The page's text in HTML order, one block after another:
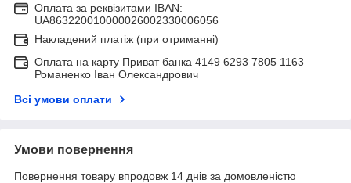
Оплата за реквізитами IBAN:
UA863220010000026002330006056
Накладений платіж (при отриманні)
Оплата на карту Приват банка 4149 6293 7805 1163
Романенко Іван Олександрович
Всі умови оплати
Умови повернення
Повернення товару впродовж 14 днів за домовленістю